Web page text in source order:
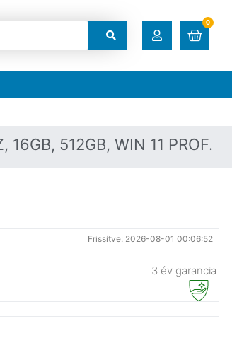
0
16GB, 512GB, WIN 11 PROF.
Frissítve: 2026-08-01 00:06:52
3 év garancia